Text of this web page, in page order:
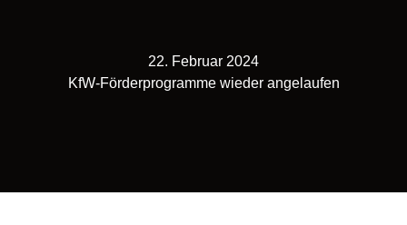
22. Februar 2024
KfW-Förderprogramme wieder angelaufen